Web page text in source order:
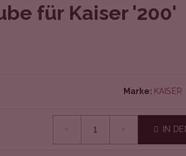
für Kaiser '200'
Marke: KAISER
IN